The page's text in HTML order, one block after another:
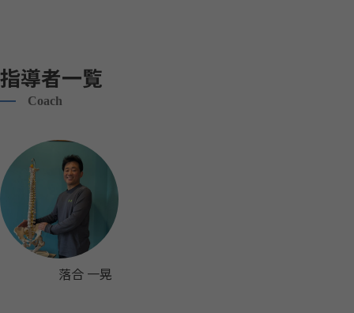
指導者一覧
Coach
落合 一晃